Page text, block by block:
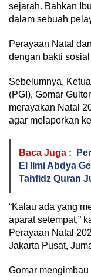
sejarah. Bahkan
dalam sebuah
Perayaan Natal
dengan bakti
Sebelumnya,
(PGI), Gomar
merayakan Natal
agar melaporkan
Baca Juga :
El Ilmi Abdya
Tahfidz Quran
“Kalau ada yang
aparat setempat,”
Perayaan Natal
Jakarta Pusat,
Gomar